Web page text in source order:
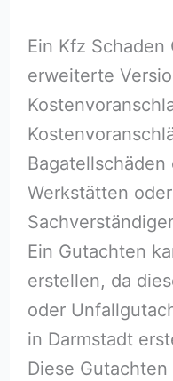
Ein Kfz
erweiterte
Werkstätten
Ein Gutachten
erstellen, da
oder
in Darmstadt
Diese